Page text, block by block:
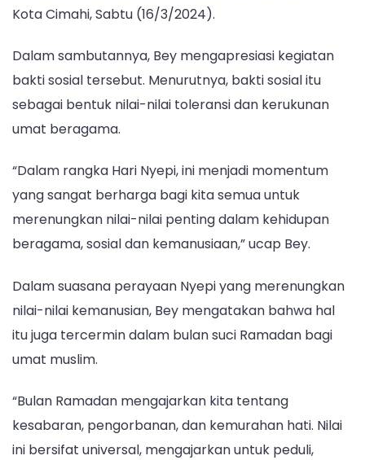
Kota Cimahi, Sabtu (16/3/2024).
Dalam sambutannya, Bey mengapresiasi kegiatan
bakti sosial tersebut. Menurutnya, bakti sosial itu
sebagai bentuk nilai-nilai toleransi dan kerukunan
umat beragama.
“Dalam rangka Hari Nyepi, ini menjadi momentum
yang sangat berharga bagi kita semua untuk
merenungkan nilai-nilai penting dalam kehidupan
beragama, sosial dan kemanusiaan,” ucap Bey.
Dalam suasana perayaan Nyepi yang merenungkan
nilai-nilai kemanusian, Bey mengatakan bahwa hal
itu juga tercermin dalam bulan suci Ramadan bagi
umat muslim.
“Bulan Ramadan mengajarkan kita tentang
kesabaran, pengorbanan, dan kemurahan hati. Nilai
ini bersifat universal, mengajarkan untuk peduli,